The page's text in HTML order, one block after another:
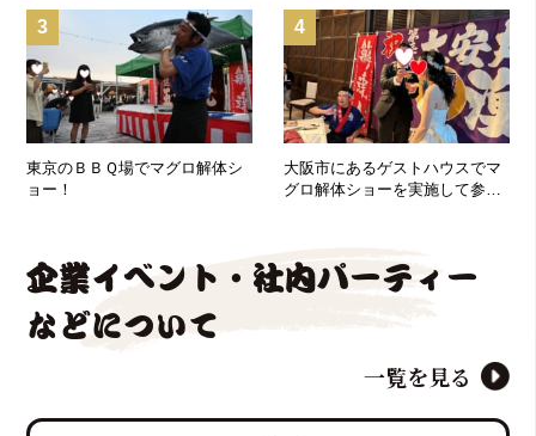
3
東京のＢＢＱ場でマグロ解体シ
ョー！
4
大阪市にあるゲストハウスでマ
グロ解体ショーを実施して参り
企業イベント・社内パーティー
などについて
一覧を見る